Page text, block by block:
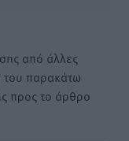
από άλλες
του παρακάτω
προς το άρθρο